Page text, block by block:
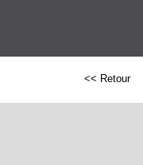
<< Retour